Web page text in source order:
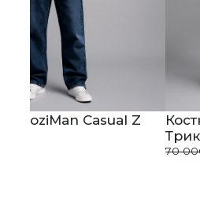
Casual Z
70